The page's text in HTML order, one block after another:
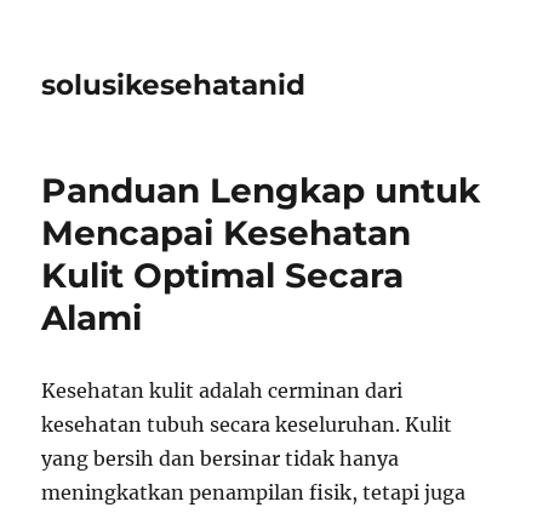
solusikesehatanid
Panduan Lengkap untuk
Mencapai Kesehatan
Kulit Optimal Secara
Alami
Kesehatan kulit adalah cerminan dari
kesehatan tubuh secara keseluruhan. Kulit
yang bersih dan bersinar tidak hanya
meningkatkan penampilan fisik, tetapi juga